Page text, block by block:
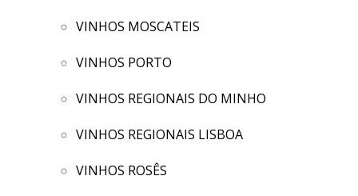
VINHOS MOSCATEIS
VINHOS PORTO
VINHOS REGIONAIS DO MINHO
VINHOS REGIONAIS LISBOA
VINHOS ROSÊS